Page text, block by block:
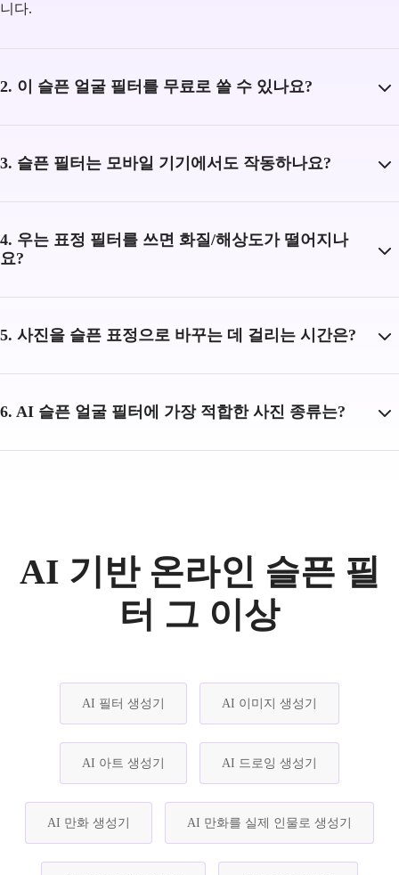
니다.
2. 이 슬픈 얼굴 필터를 무료로 쓸 수 있나요?
3. 슬픈 필터는 모바일 기기에서도 작동하나요?
4. 우는 표정 필터를 쓰면 화질/해상도가 떨어지나
요?
5. 사진을 슬픈 표정으로 바꾸는 데 걸리는 시간은?
6. AI 슬픈 얼굴 필터에 가장 적합한 사진 종류는?
AI 기반 온라인 슬픈 필
터 그 이상
AI 필터 생성기 AI 이미지 생성기
AI 아트 생성기 AI 드로잉 생성기
AI 만화 생성기 AI 만화를 실제 인물로 생성기